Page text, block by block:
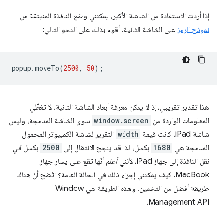
إذا أردت الاستفادة من الشاشة الأكبر، يمكنني وضع النافذة المنبثقة من
نموذج الرمز على الشاشة الثانية. أقوم بذلك على النحو التالي:
popup .moveTo(2500, 50);
هذا تقدير تقريبي، إذ لا يمكن معرفة أبعاد الشاشة الثانية. لا تغطّي
المعلومات الواردة من window.screen سوى الشاشة المدمجة، وليس
شاشة iPad. كانت قيمة
width التقرير لشاشة الكمبيوتر المحمول
المدمجة هي 1680 بكسل، لذا قد ينجح الانتقال إلى 2500 بكسلفي
نقل النافذة إلى جهاز iPad، لأنني
أعلم أنّها تقع على يسار جهاز
MacBook. كيف يمكنني إجراء ذلك في الحالة العامة؟ اتّضح أنّ هناك
طريقة أفضل من التخمين. وهذه الطريقة هي Window
Management API.